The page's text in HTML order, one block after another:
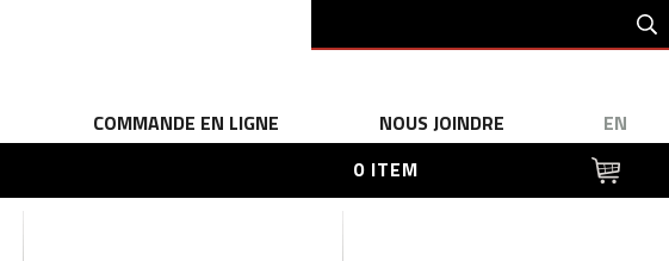
COMMANDE EN LIGNE NOUS JOINDRE
EN
0 ITEM